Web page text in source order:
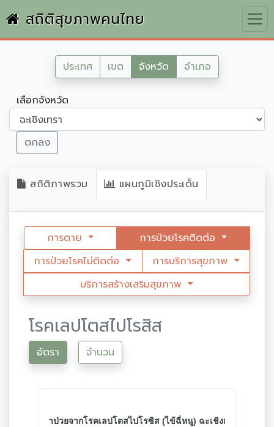
สถิติสุขภาพคนไทย
ประเทศ เขต จังหวัด อำเภอ
เลือกจังหวัด
ตกลง
สถิติภาพรวม แผนภูมิเชิงประเด็น
การตาย
การป่วยโรคติดต่อ
การป่วยโรคไม่ติดต่อ
การบริการสุขภาพ
บริการสร้างเสริมสุขภาพ
โรคเลปโตสไปโรสิส
อัตรา จำนวน